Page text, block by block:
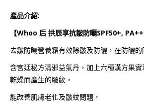
產品介紹:
【Whoo 后 拱辰享抗皺防曬SPF50+,
去皺防曬營養霜有效除皺及防曬，在防曬的
含宮廷秘方淸邪益氣丹，加上六種漢方果
乾燥而產生的皺紋，
能改善肌膚老化及皺紋問題，